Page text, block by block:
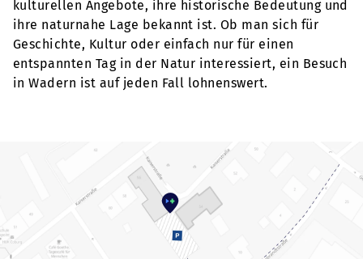
kulturellen Angebote, ihre historische Bedeutung und
ihre naturnahe Lage bekannt ist. Ob man sich für
Geschichte, Kultur oder einfach nur für einen
entspannten Tag in der Natur interessiert, ein Besuch
in Wadern ist auf jeden Fall lohnenswert.